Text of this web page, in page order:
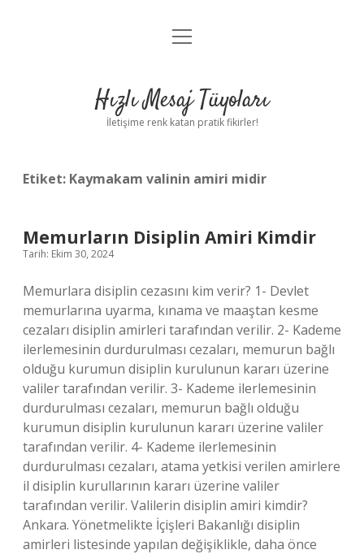
Anasayfa
Yasal Uyarı
menüyü
Hızlı Mesaj Tüyoları
İletişime renk katan pratik fikirler!
Etiket: Kaymakam valinin amiri midir
Memurların Disiplin Amiri Kimdir
Tarih: Ekim 30, 2024
Memurlara disiplin cezasını kim verir? 1- Devlet
memurlarına uyarma, kınama ve maaştan kesme
cezaları disiplin amirleri tarafından verilir. 2- Kademe
ilerlemesinin durdurulması cezaları, memurun bağlı
olduğu kurumun disiplin kurulunun kararı üzerine
valiler tarafından verilir. 3- Kademe ilerlemesinin
durdurulması cezaları, memurun bağlı olduğu
kurumun disiplin kurulunun kararı üzerine valiler
tarafından verilir. 4- Kademe ilerlemesinin
durdurulması cezaları, atama yetkisi verilen amirlere
il disiplin kurullarının kararı üzerine valiler
tarafından verilir. Valilerin disiplin amiri kimdir?
Ankara. Yönetmelikte İçişleri Bakanlığı disiplin
amirleri listesinde yapılan değişiklikle, daha önce